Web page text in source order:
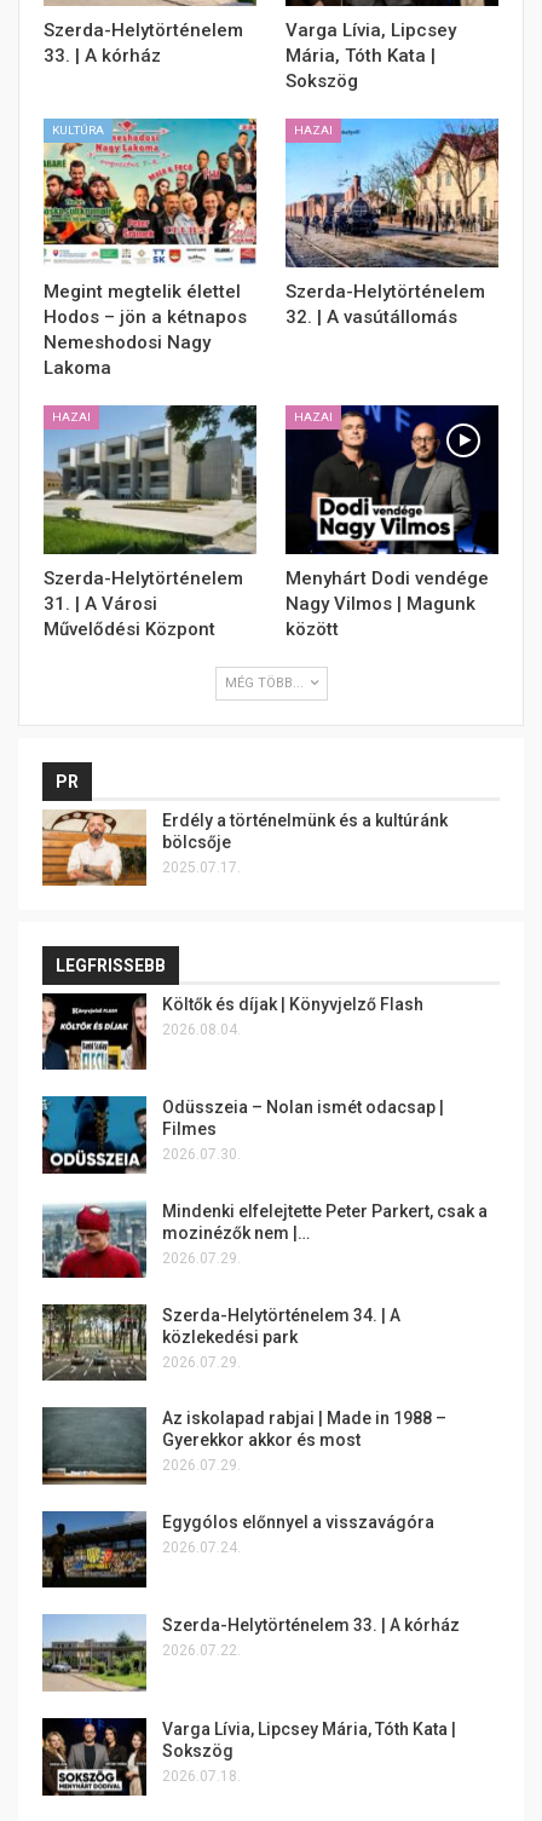
Szerda-Helytörténelem
33. | A kórház
Varga Lívia, Lipcsey
Mária, Tóth Kata |
Sokszög
KULTÚRA
Megint megtelik élettel
Hodos – jön a kétnapos
Nemeshodosi Nagy
Lakoma
HAZAI
Szerda-Helytörténelem
32. | A vasútállomás
HAZAI
Szerda-Helytörténelem
31. | A Városi
Művelődési Központ
HAZAI
Menyhárt Dodi vendége
Nagy Vilmos | Magunk
között
MÉG TÖBB...
PR
Erdély a történelmünk és a kultúránk
bölcsője
2025.07.17.
LEGFRISSEBB
Költők és díjak | Könyvjelző Flash
2026.08.04.
Odüsszeia – Nolan ismét odacsap |
Filmes
2026.07.30.
Mindenki elfelejtette Peter Parkert, csak a
mozinézők nem |…
2026.07.29.
Szerda-Helytörténelem 34. | A
közlekedési park
2026.07.29.
Az iskolapad rabjai | Made in 1988 –
Gyerekkor akkor és most
2026.07.29.
Egygólos előnnyel a visszavágóra
2026.07.24.
Szerda-Helytörténelem 33. | A kórház
2026.07.22.
Varga Lívia, Lipcsey Mária, Tóth Kata |
Sokszög
2026.07.18.